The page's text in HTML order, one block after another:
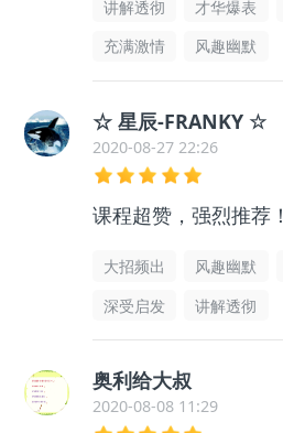
讲解透彻 才华爆表
充满激情
风趣幽默
☆ 星辰-FRANKY ☆
2020-08-27 22:26
课程超赞，强烈推荐！
大招频出 风趣幽默
深受启发
讲解透彻
奥利给大叔
2020-08-08 11:29